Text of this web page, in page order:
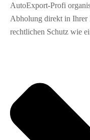
AutoExport‑Profi
Abholung direkt in Ihrer
rechtlichen Schutz wie